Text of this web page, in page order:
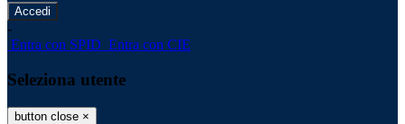
-
Entra con SPID Entra con CIE
Seleziona utente
button close ×